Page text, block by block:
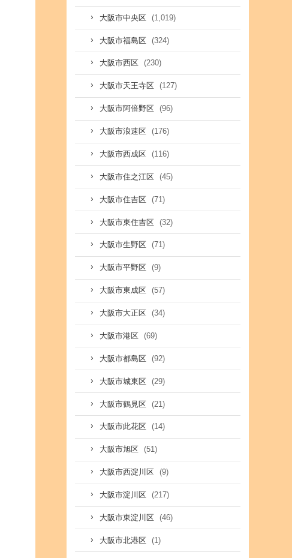
大阪市中央区 (1,019)
大阪市福島区 (324)
大阪市西区 (230)
大阪市天王寺区 (127)
大阪市阿倍野区 (96)
大阪市浪速区 (176)
大阪市西成区 (116)
大阪市住之江区 (45)
大阪市住吉区 (71)
大阪市東住吉区 (32)
大阪市生野区 (71)
大阪市平野区 (9)
大阪市東成区 (57)
大阪市大正区 (34)
大阪市港区 (69)
大阪市都島区 (92)
大阪市城東区 (29)
大阪市鶴見区 (21)
大阪市此花区 (14)
大阪市旭区 (51)
大阪市西淀川区 (9)
大阪市淀川区 (217)
大阪市東淀川区 (46)
大阪市北港区 (1)